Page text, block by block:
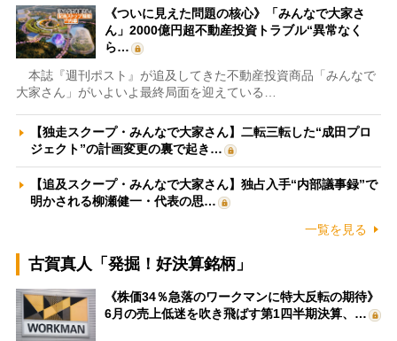
《ついに見えた問題の核心》「みんなで大家さ
ん」2000億円超不動産投資トラブル“異常なく
ら…
本誌『週刊ポスト』が追及してきた不動産投資商品「みんなで
大家さん」がいよいよ最終局面を迎えている…
【独走スクープ・みんなで大家さん】二転三転した“成田プロ
ジェクト”の計画変更の裏で起き…
【追及スクープ・みんなで大家さん】独占入手“内部議事録”で
明かされる柳瀬健一・代表の思…
一覧を見る
古賀真人「発掘！好決算銘柄」
《株価34％急落のワークマンに特大反転の期待》
6月の売上低迷を吹き飛ばす第1四半期決算、…